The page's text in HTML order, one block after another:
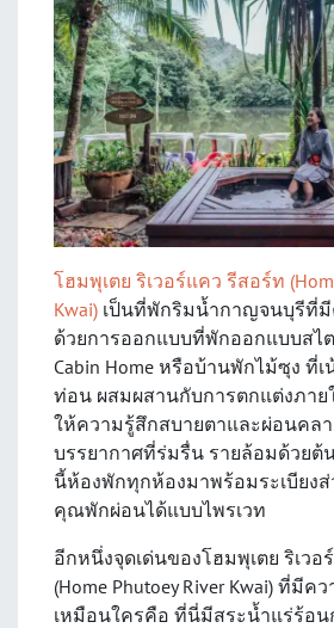
โฮมพุเตย ริเวอร์แคว รีสอร์ท
Kwai) เป็นที่พักริมน้ำกาญจนบุรีที่มี
ด้วยการออกแบบที่พักออกแบบสไต
Cabin Home หรือบ้านพักไม้ซุง ที่
ท่อน ผสมผสานกับการตกแต่งภาย
ให้ความรู้สึกสบายตาและผ่อนคล
บรรยากาศที่ร่มรื่น รายล้อมด้วย
นี้ห้องพักทุกห้องมาพร้อมระเบียง
คุณพักผ่อนได้แบบไพรเวท
อีกหนึ่งจุดเด่นของโฮมพุเตย ริเวอ
(Home Phutoey River Kwai) ที่มีค
เหมือนใครคือ ที่นี่มีสระน้ำแร่ร้อน